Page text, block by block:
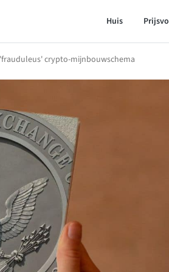
Huis
crypto-mijnbouwschema